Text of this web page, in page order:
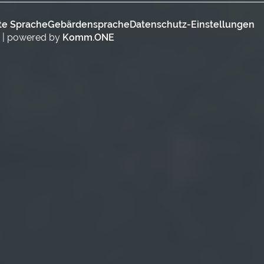
SpracheGebärdenspracheDatenschutz-Einstellungen
| powered by Komm.ONE